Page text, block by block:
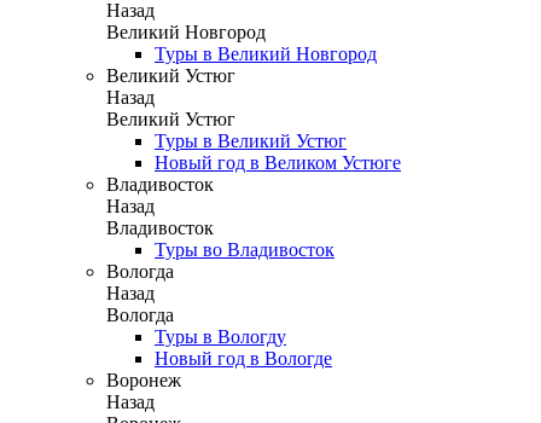
Назад
Великий Новгород
Туры в Великий Новгород
Великий Устюг
Назад
Великий Устюг
Туры в Великий Устюг
Новый год в Великом Устюге
Владивосток
Назад
Владивосток
Туры во Владивосток
Вологда
Назад
Вологда
Туры в Вологду
Новый год в Вологде
Воронеж
Назад